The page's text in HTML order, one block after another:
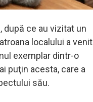
după ce au vizitat un
localului a venit
exemplar dintr-o
puţin acesta, care a
său.